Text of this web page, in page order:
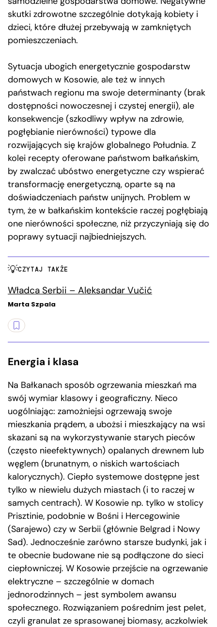
skutki zdrowotne szczególnie dotykają kobiety i
dzieci, które dłużej przebywają w zamkniętych
pomieszczeniach.
Sytuacja ubogich energetycznie gospodarstw
domowych w Kosowie, ale też w innych
państwach regionu ma swoje determinanty (brak
dostępności nowoczesnej i czystej energii), ale
konsekwencje (szkodliwy wpływ na zdrowie,
pogłębianie nierówności) typowe dla
rozwijających się krajów globalnego Południa. Z
kolei recepty oferowane państwom bałkańskim,
by zwalczać ubóstwo energetyczne czy wspierać
transformację energetyczną, oparte są na
doświadczeniach państw unijnych. Problem w
tym, że w bałkańskim kontekście raczej pogłębiają
one nierówności społeczne, niż przyczyniają się do
poprawy sytuacji najbiedniejszych.
CZYTAJ TAKŻE
Władca Serbii – Aleksandar Vučić
Marta Szpala
Energia i klasa
Na Bałkanach sposób ogrzewania mieszkań ma
swój wymiar klasowy i geograficzny. Nieco
uogólniając: zamożniejsi ogrzewają swoje
mieszkania prądem, a ubożsi i mieszkający na wsi
skazani są na wykorzystywanie starych pieców
(często nieefektywnych) opalanych drewnem lub
węglem (brunatnym, o niskich wartościach
kalorycznych). Ciepło systemowe dostępne jest
tylko w niewielu dużych miastach (i to raczej w
samych centrach). W Kosowie np. tylko w stolicy
Prisztinie, podobnie w Bośni i Hercegowinie
(Sarajewo) czy w Serbii (głównie Belgrad i Nowy
Sad). Jednocześnie zarówno starsze budynki, jak i
te obecnie budowane nie są podłączone do sieci
ciepłowniczej. W Kosowie przejście na ogrzewanie
elektryczne – szczególnie w domach
jednorodzinnych – jest symbolem awansu
społecznego. Rozwiązaniem pośrednim jest pelet,
czyli granulat ze sprasowanej biomasy, aczkolwiek